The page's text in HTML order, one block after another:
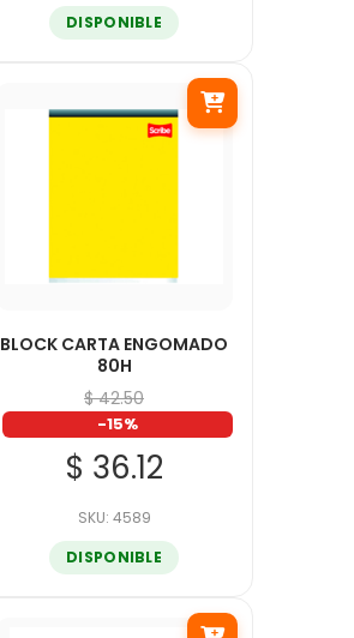
DISPONIBLE
BLOCK CARTA ENGOMADO
80H
$ 42.50
-15%
$ 36.12
SKU: 4589
DISPONIBLE